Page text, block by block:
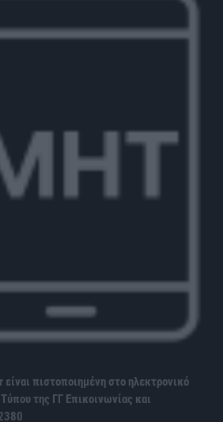
πιστοποιημένη στο ηλεκτρονικό
της ΓΓ Επικοινωνίας και